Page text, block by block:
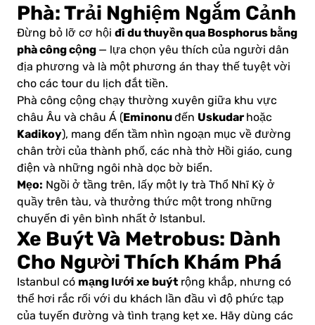
Phà: Trải Nghiệm Ngắm Cảnh
Đừng bỏ lỡ cơ hội đi du thuyền qua Bosphorus bằng
phà công cộng — lựa chọn yêu thích của người dân
địa phương và là một phương án thay thế tuyệt vời
cho các tour du lịch đắt tiền.
Phà công cộng chạy thường xuyên giữa khu vực
châu Âu và châu Á (Eminonuđến Uskudar hoặc
Kadikoy), mang đến tầm nhìn ngoạn mục về đường
chân trời của thành phố, các nhà thờ Hồi giáo, cung
điện và những ngôi nhà dọc bờ biển.
Mẹo: Ngồi ở tầng trên, lấy một ly trà Thổ Nhĩ Kỳ ở
quầy trên tàu, và thưởng thức một trong những
chuyến đi yên bình nhất ở Istanbul.
Xe Buýt Và Metrobus: Dành
Cho Người Thích Khám Phá
Istanbul có mạng lưới xe buýt rộng khắp, nhưng có
thể hơi rắc rối với du khách lần đầu vì độ phức tạp
của tuyến đường và tình trạng kẹt xe. Hãy dùng các